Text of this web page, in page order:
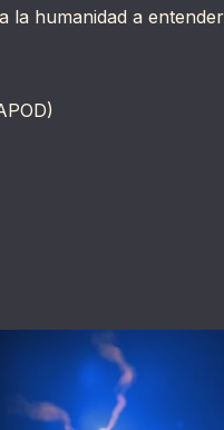
la humanidad a entender